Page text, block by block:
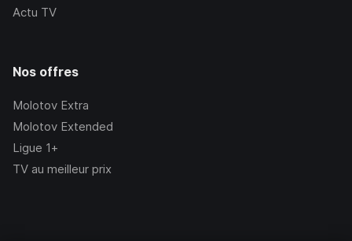
Actu TV
Nos offres
Molotov Extra
Molotov Extended
Ligue 1+
TV au meilleur prix